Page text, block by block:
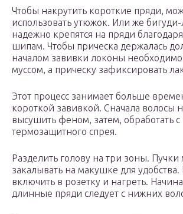
Чтобы накрутить короткие пряди,
использовать утюжок. Или же
надежно крепятся на пряди
шипам. Чтобы прическа держалась
началом завивки локоны
муссом, а прическу зафиксировать
Этот процесс занимает больше
короткой завивкой. Сначала волосы
высушить феном, затем, обработать
термозащитного спрея.
Разделить голову на три зоны.
закалывать на макушке для
включить в розетку и нагреть.
длинные пряди следует с нижних